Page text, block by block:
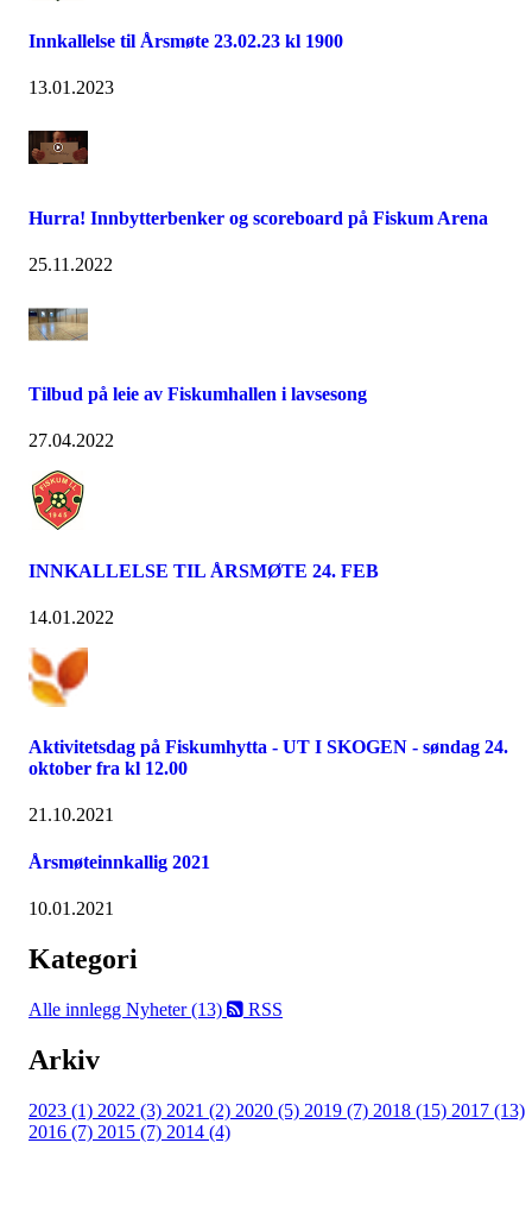
Innkallelse til Årsmøte 23.02.23 kl 1900
13.01.2023
Hurra! Innbytterbenker og scoreboard på Fiskum Arena
25.11.2022
Tilbud på leie av Fiskumhallen i lavsesong
27.04.2022
INNKALLELSE TIL ÅRSMØTE 24. FEB
14.01.2022
Aktivitetsdag på Fiskumhytta - UT I SKOGEN - søndag 24.
oktober fra kl 12.00
21.10.2021
Årsmøteinnkallig 2021
10.01.2021
Kategori
Alle innlegg Nyheter (13) RSS
Arkiv
2023 (1) 2022 (3) 2021 (2) 2020 (5) 2019 (7) 2018 (15) 2017 (13)
2016 (7) 2015 (7) 2014 (4)